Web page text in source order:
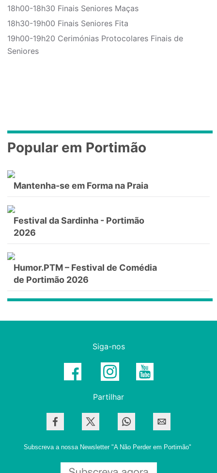
18h00-18h30 Finais Seniores Maças
18h30-19h00 Finais Seniores Fita
19h00-19h20 Cerimónias Protocolares Finais de
Seniores
Popular em Portimão
Mantenha-se em Forma na Praia
Festival da Sardinha - Portimão
2026
Humor.PTM – Festival de Comédia
de Portimão 2026
Siga-nos
Partilhar
Subscreva a nossa Newsletter "A Não Perder em Portimão"